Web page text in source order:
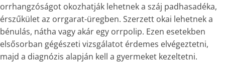
orrhangzóságot okozhatják lehetnek a száj padhasadéka,
érszűkület az orrgarat-üregben. Szerzett okai lehetnek a
bénulás, nátha vagy akár egy orrpolip. Ezen esetekben
elsősorban gégészeti vizsgálatot érdemes elvégeztetni,
majd a diagnózis alapján kell a gyermeket kezeltetni.